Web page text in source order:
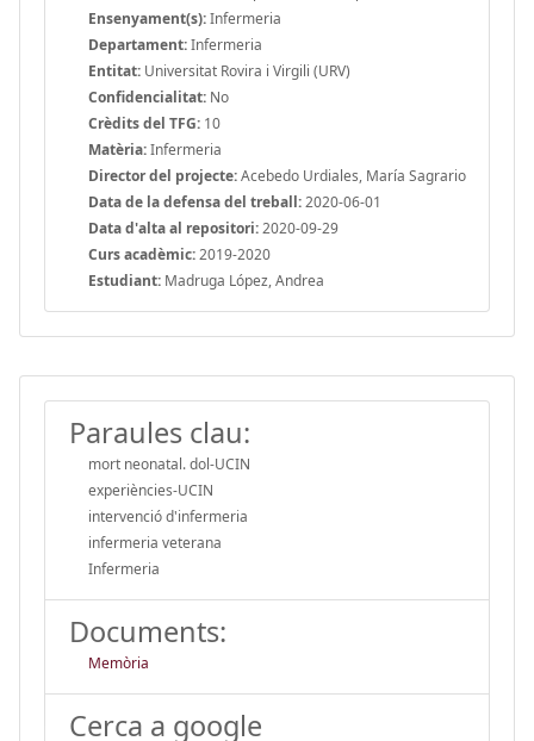
Ensenyament(s):Infermeria
Departament:Infermeria
Entitat: Universitat Rovira i Virgili (URV)
Confidencialitat: No
Crèdits del TFG: 10
Matèria:Infermeria
Director del projecte:Acebedo Urdiales, María Sagrario
Data de la defensa del treball:2020-06-01
Data d'alta al repositori:2020-09-29
Curs acadèmic:2019-2020
Estudiant: Madruga López, Andrea
Paraules clau:
mort neonatal. dol-UCIN
experiències-UCIN
intervenció d'infermeria
infermeria veterana
Infermeria
Documents:
Memòria
Cerca a google